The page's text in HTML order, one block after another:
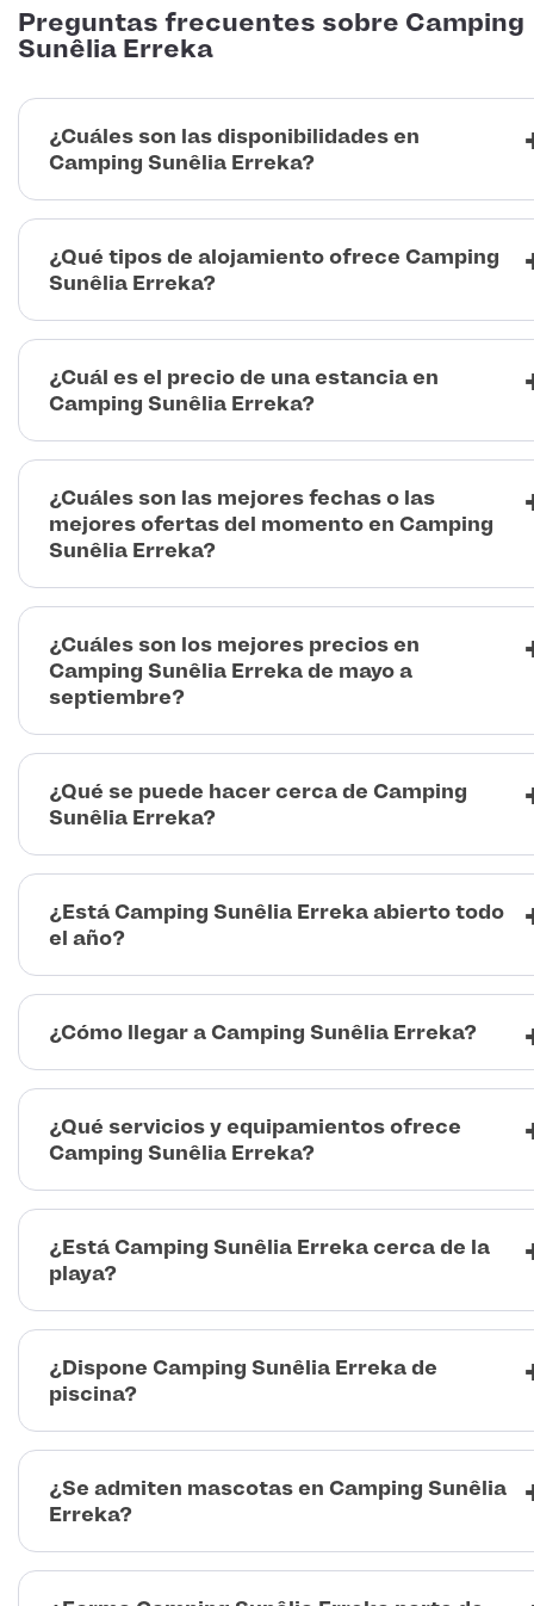
Preguntas frecuentes sobre Camping
Sunêlia Erreka
¿Cuáles son las disponibilidades en
Camping Sunêlia Erreka?
¿Qué tipos de alojamiento ofrece Camping
Sunêlia Erreka?
¿Cuál es el precio de una estancia en
Camping Sunêlia Erreka?
¿Cuáles son las mejores fechas o las
mejores ofertas del momento en Camping
Sunêlia Erreka?
¿Cuáles son los mejores precios en
Camping Sunêlia Erreka de mayo a
septiembre?
¿Qué se puede hacer cerca de Camping
Sunêlia Erreka?
¿Está Camping Sunêlia Erreka abierto todo
el año?
¿Cómo llegar a Camping Sunêlia Erreka?
¿Qué servicios y equipamientos ofrece
Camping Sunêlia Erreka?
¿Está Camping Sunêlia Erreka cerca de la
playa?
¿Dispone Camping Sunêlia Erreka de
piscina?
¿Se admiten mascotas en Camping Sunêlia
Erreka?